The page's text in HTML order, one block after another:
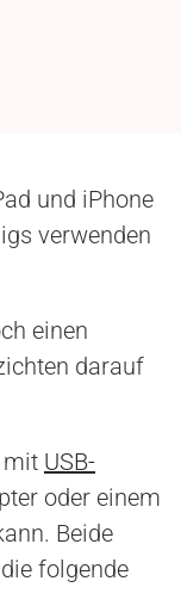
und iPhone
verwenden
einen
darauf
mit USB-
oder einem
Beide
folgende